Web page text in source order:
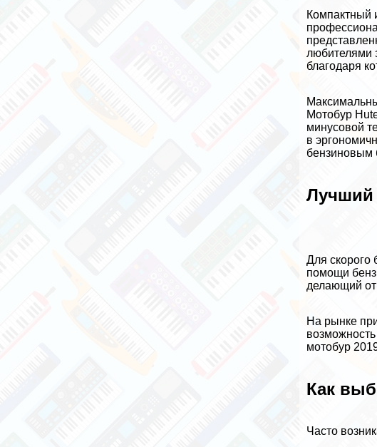
Компактный
любителями
благодаря
Мотобур
минусовой
в
бензиновым
Лучший
Для скорого
помощи
делающий
На рынке
мотобур
Как
Часто